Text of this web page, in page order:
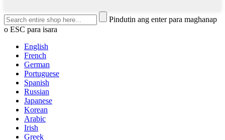
Pindutin ang enter para maghanap
o ESC para isara
English
French
German
Portuguese
Spanish
Russian
Japanese
Korean
Arabic
Irish
Greek